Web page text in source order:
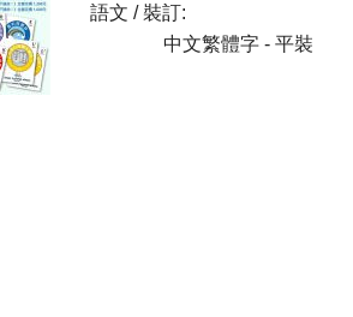
語文 / 裝訂:
中文繁體字 - 平裝